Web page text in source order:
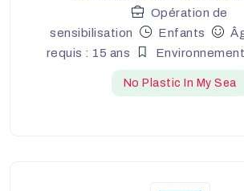
Opération de
sensibilisation
Enfants
requis : 15 ans
Environnement
No Plastic In My Sea